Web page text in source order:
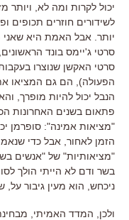
יכול לקרות ומה לא, ויותר
לשידורים חוזרים תכופים
יותר. אבל האמת היא שאני
סרטי האקשן שנוצרו
הפעולה), הם גם המציאו
הנבל יכול להיות מופרך,
פתאום בשנים האחרונות
"מציאות אמינה": סופרמן
הזמן לאחור, אבל כדי
"מציאותיות" של "אנשים
בשר ודם לא הייתי הולך
ניכחש, הוא מעין גיבור על,
ולכן, המדד האמיתי,